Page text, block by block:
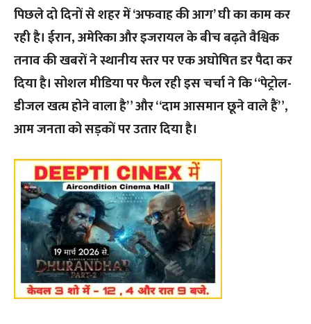
पिछले दो दिनों से शहर में ‘अफवाह की आग’ घी का काम कर
रही है। ईरान, अमेरिका और इजरायल के बीच बढ़ते वैश्विक
तनाव की खबरों ने स्थानीय स्तर पर एक अघोषित डर पैदा कर
दिया है। सोशल मीडिया पर फैल रही इस चर्चा ने कि “पेट्रोल-
डीजल खत्म होने वाला है” और “दाम आसमान छूने वाले हैं”,
आम जनता को सड़कों पर उतार दिया है।